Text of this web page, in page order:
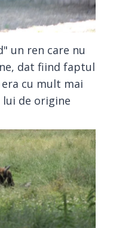
un ren care nu
dat fiind faptul
cu mult mai
de origine